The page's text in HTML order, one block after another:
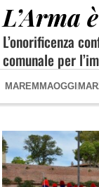
L’Arma
L’onorificenza
comunale per
MAREMMAOGGI